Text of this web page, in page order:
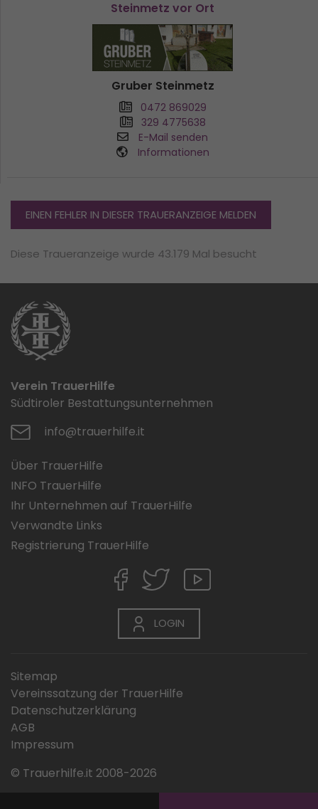
Steinmetz vor Ort
Gruber Steinmetz
0472 869029
329 4775638
E-Mail senden
Informationen
EINEN FEHLER IN DIESER TRAUERANZEIGE MELDEN
Diese Traueranzeige wurde 43.179 Mal besucht
Verein TrauerHilfe
Südtiroler Bestattungsunternehmen
info@trauerhilfe.it
Über TrauerHilfe
INFO TrauerHilfe
Ihr Unternehmen auf TrauerHilfe
Verwandte Links
Registrierung TrauerHilfe
LOGIN
Sitemap
Vereinssatzung der TrauerHilfe
Datenschutzerklärung
AGB
Impressum
© Trauerhilfe.it 2008-2026